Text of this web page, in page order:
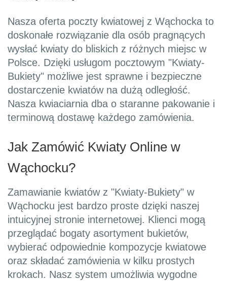
Nasza oferta poczty kwiatowej z Wąchocka to
doskonałe rozwiązanie dla osób pragnących
wysłać kwiaty do bliskich z różnych miejsc w
Polsce. Dzięki usługom pocztowym "Kwiaty-
Bukiety" możliwe jest sprawne i bezpieczne
dostarczenie kwiatów na dużą odległość.
Nasza kwiaciarnia dba o staranne pakowanie i
terminową dostawę każdego zamówienia.
Jak Zamówić Kwiaty Online w
Wąchocku?
Zamawianie kwiatów z "Kwiaty-Bukiety" w
Wąchocku jest bardzo proste dzięki naszej
intuicyjnej stronie internetowej. Klienci mogą
przeglądać bogaty asortyment bukietów,
wybierać odpowiednie kompozycje kwiatowe
oraz składać zamówienia w kilku prostych
krokach. Nasz system umożliwia wygodne